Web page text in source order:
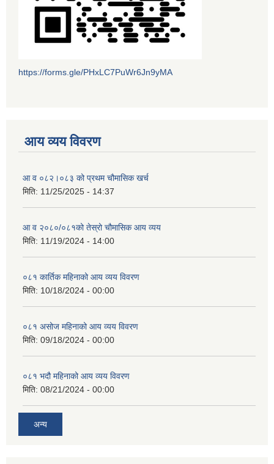
https://forms.gle/PHxLC7PuWr6Jn9yMA
आय व्यय विवरण
आ व ०८२।०८३ को प्रथम चौमासिक खर्च
मिति: 11/25/2025 - 14:37
आ व २०८०/०८१को तेस्रो चौमासिक आय व्यय
मिति: 11/19/2024 - 14:00
०८१ कार्तिक महिनाको आय व्यय विवरण
मिति: 10/18/2024 - 00:00
०८१ असोज महिनाको आय व्यय विवरण
मिति: 09/18/2024 - 00:00
०८१ भदौ महिनाको आय व्यय विवरण
मिति: 08/21/2024 - 00:00
अन्य